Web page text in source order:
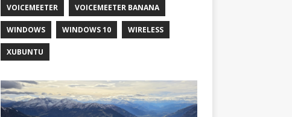
VOICEMEETER VOICEMEETER BANANA
WINDOWS WINDOWS 10 WIRELESS
XUBUNTU